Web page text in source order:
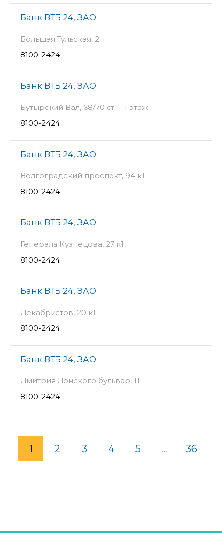
Банк ВТБ 24, ЗАО
Большая Тульская, 2
8100-2424
Банк ВТБ 24, ЗАО
Бутырский Вал, 68/70 ст1 - 1 этаж
8100-2424
Банк ВТБ 24, ЗАО
Волгоградский проспект, 94 к1
8100-2424
Банк ВТБ 24, ЗАО
Генерала Кузнецова, 27 к1
8100-2424
Банк ВТБ 24, ЗАО
Декабристов, 20 к1
8100-2424
Банк ВТБ 24, ЗАО
Дмитрия Донского бульвар, 11
8100-2424
1 2 3 4 5 ... 36